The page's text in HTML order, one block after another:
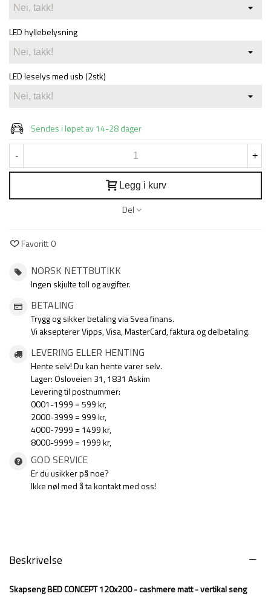
LED hyllebelysning
LED leselys med usb (2stk)
Sendes i løpet av 14-28 dager
- +
Legg i kurv
Del
Favoritt 0
NORSK NETTBUTIKK
Ingen skjulte toll og avgifter.
BETALING
Trygg og sikker betaling via Svea finans.
Vi aksepterer Vipps, Visa, MasterCard, faktura og delbetaling.
LEVERING ELLER HENTING
Hente selv! Du kan hente varer selv.
Lager: Osloveien 31, 1831 Askim
Levering til postnummer:
0001-1999 = 599 kr,
2000-3999 = 999 kr,
4000-7999 = 1499 kr,
8000-9999 = 1999 kr,
GOD SERVICE
Er du usikker på noe?
Ikke nøl med å ta kontakt med oss!
Beskrivelse
Skapseng BED CONCEPT 120x200 - cashmere matt - vertikal seng